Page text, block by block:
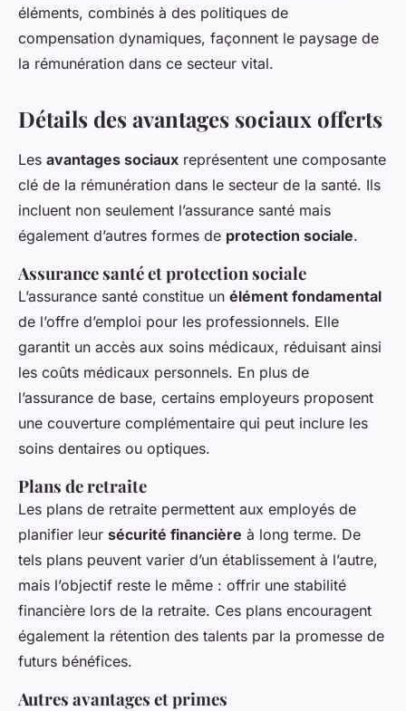
éléments, combinés à des politiques de
compensation dynamiques, façonnent le paysage de
la rémunération dans ce secteur vital.
Détails des avantages sociaux offerts
Les avantages sociaux représentent une composante
clé de la rémunération dans le secteur de la santé. Ils
incluent non seulement l’assurance santé mais
également d’autres formes de protection sociale.
Assurance santé et protection sociale
L’assurance santé constitue un élément fondamental
de l’offre d’emploi pour les professionnels. Elle
garantit un accès aux soins médicaux, réduisant ainsi
les coûts médicaux personnels. En plus de
l’assurance de base, certains employeurs proposent
une couverture complémentaire qui peut inclure les
soins dentaires ou optiques.
Plans de retraite
Les plans de retraite permettent aux employés de
planifier leur sécurité financière à long terme. De
tels plans peuvent varier d’un établissement à l’autre,
mais l’objectif reste le même : offrir une stabilité
financière lors de la retraite. Ces plans encouragent
également la rétention des talents par la promesse de
futurs bénéfices.
Autres avantages et primes